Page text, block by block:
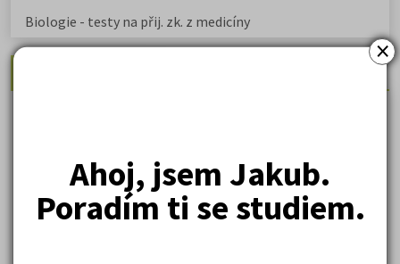
×
Ahoj, jsem Jakub.
Poradím ti se studiem.
Biologie - testy na přij. zk. z medicíny
Lékařské fakulty, farmacie
Společenské a human. vědy